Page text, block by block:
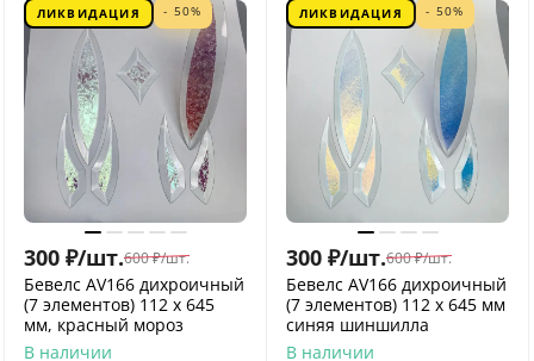
ЛИКВИДАЦИЯ - 50%
300 ₽/шт.600 ₽/шт.
Бевелс AV166 дихроичный
(7 элементов) 112 х 645
мм, красный мороз
В наличии
ЛИКВИДАЦИЯ - 50%
300 ₽/шт.600 ₽/шт.
Бевелс AV166 дихроичный
(7 элементов) 112 х 645 мм
синяя шиншилла
В наличии